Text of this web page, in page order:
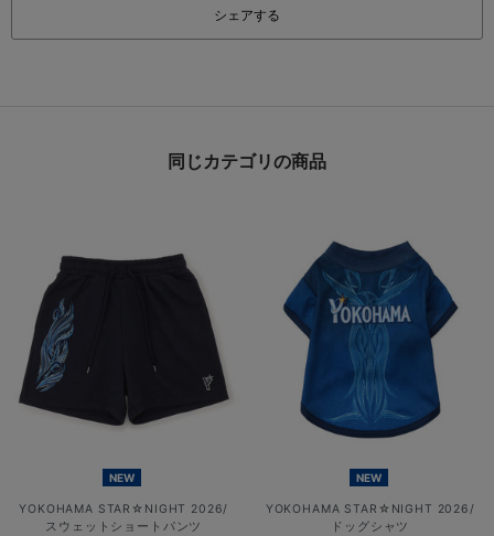
シェアする
同じカテゴリの商品
NEW
YOKOHAMA STAR☆NIGHT 2026/
スウェットショートパンツ
NEW
YOKOHAMA STAR☆NIGHT 2026/
ドッグシャツ